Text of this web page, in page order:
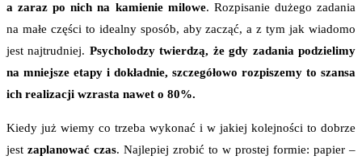
a zaraz po nich na kamienie milowe. Rozpisanie dużego zadania
na małe części to idealny sposób, aby zacząć, a z tym jak wiadomo
jest najtrudniej. Psycholodzy twierdzą, że gdy zadania podzielimy
na mniejsze etapy i dokładnie, szczegółowo rozpiszemy to szansa
ich realizacji wzrasta nawet o 80%.
Kiedy już wiemy co trzeba wykonać i w jakiej kolejności to dobrze
jest zaplanować czas. Najlepiej zrobić to w prostej formie: papier –